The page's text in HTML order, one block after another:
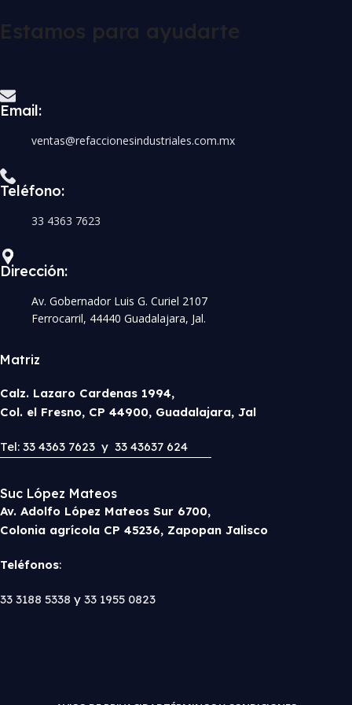
Estamos para ayudarte
Email:
ventas@refaccionesindustriales.com.mx
Teléfono:
33 4363 7623
Dirección:
Av. Gobernador Luis G. Curiel 2107
Ferrocarril, 44440 Guadalajara, Jal.
Matriz
Calz. Lazaro Cardenas 1994,
Col. el Fresno, CP 44900, Guadalajara, Jal
Tel: 33 4363 7623 y 33 43637 624
Suc López Mateos
Av. Adolfo López Mateos Sur 6700,
Colonia agrícola CP 45236, Zapopan Jalisco
Teléfonos:
33 3188 5338 y 33 1955 0823